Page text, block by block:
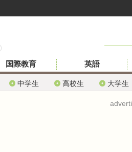
中学生 高校生 大学生
国際教育 英語